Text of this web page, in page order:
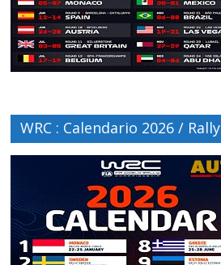
WRC : Calendario 2026 / Rally